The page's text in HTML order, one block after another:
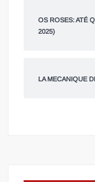
OS ROSES: ATÉ
2025)
LA MECANIQUE